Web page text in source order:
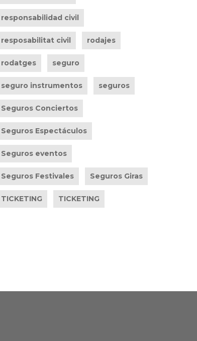
responsabilidad civil
resposabilitat civil rodajes
rodatges seguro
seguro instrumentos seguros
Seguros Conciertos
Seguros Espectáculos
Seguros eventos
Seguros Festivales Seguros Giras
TICKETING TICKETING